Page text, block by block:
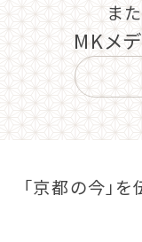
ま
MKメ
「京都の今」